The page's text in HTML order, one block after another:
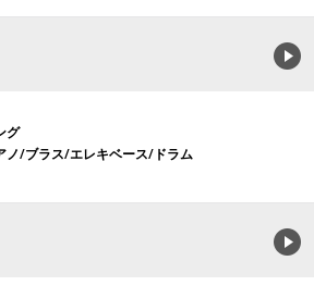
グ
ノ/ブラス/エレキベース/ドラム